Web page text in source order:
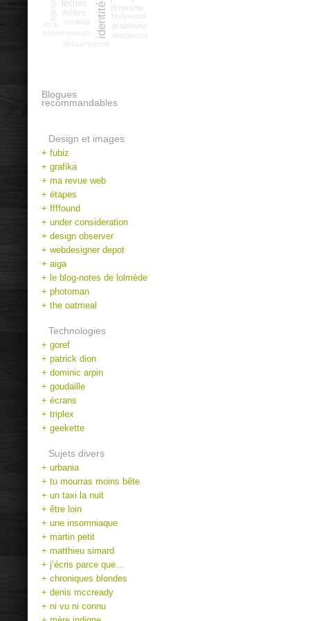
techno dimanche
Hollywood
théâtre
création graphisme
tendances
conservateurs
détournement
Blogues
recommandables
Design et images
+ fubiz
+ grafika
+ ma revue web
+ étapes
+ ffffound
+ under consideration
+ design observer
+ webdesigner depot
+ aiga
+ le blog-notes de lolmède
+ photoman
+ the oatmeal
Technologies
+ goref
+ patrick dion
+ dominic arpin
+ goudaille
+ écrans
+ triplex
+ geekette
Sujets divers
+ urbania
+ tu mourras moins bête
+ un taxi la nuit
+ être loin
+ une insomniaque
+ martin petit
+ matthieu simard
+ j’écris parce que…
+ chroniques blondes
+ denis mccready
+ ni vu ni connu